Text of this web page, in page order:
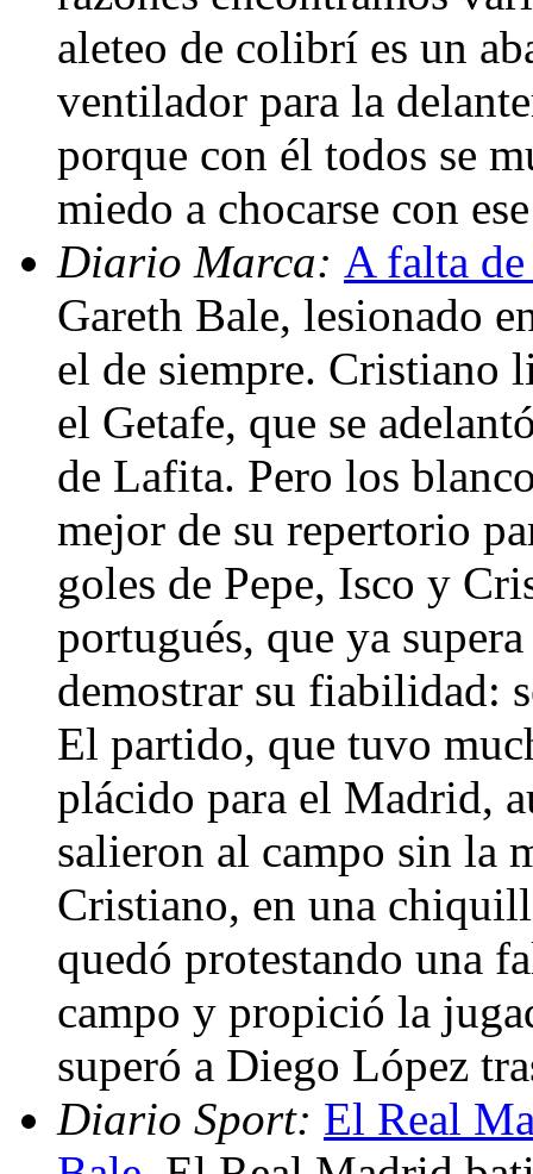
aleteo de colibrí es un
ventilador para la
porque con él todos se
miedo a chocarse con
Diario Marca: A falta
Gareth Bale, lesionado
el de siempre. Cristiano
el Getafe, que se
de Lafita. Pero los
mejor de su repertorio
goles de Pepe, Isco y
portugués, que ya
demostrar su fiabilidad:
El partido, que tuvo
plácido para el Madrid,
salieron al campo sin la
Cristiano, en una
quedó protestando una
campo y propició la
superó a Diego López
Diario Sport: El Real